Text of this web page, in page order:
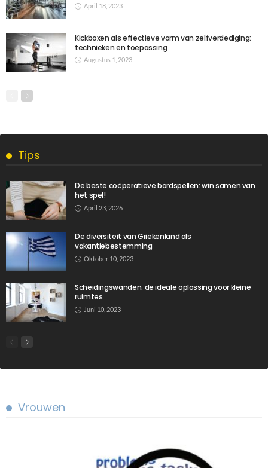
April 18, 2023
Kickboxen als effectieve vorm van zelfverdediging:
technieken en toepassing
Augustus 1, 2023
Tips
De beste coöperatieve bordspellen: win samen van
het spel!
April 23, 2026
De diversiteit van Griekenland als
vakantiebestemming
Oktober 10, 2023
Scheidingswanden: de ideale oplossing voor kleine
ruimtes
Juni 10, 2023
Vrouwen